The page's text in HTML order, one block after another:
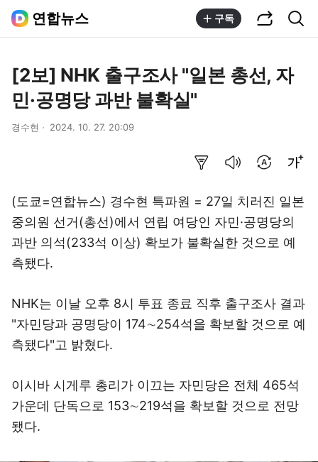
연합뉴스 구독
[2보] NHK 출구조사 "일본 총선, 자
민·공명당 과반 불확실"
경수현 2024. 10. 27. 20:09
(도쿄=연합뉴스) 경수현 특파원 = 27일 치러진 일본
중의원 선거(총선)에서 연립 여당인 자민·공명당의
과반 의석(233석 이상) 확보가 불확실한 것으로 예
측됐다.
NHK는 이날 오후 8시 투표 종료 직후 출구조사 결과
"자민당과 공명당이 174∼254석을 확보할 것으로 예
측됐다"고 밝혔다.
이시바 시게루 총리가 이끄는 자민당은 전체 465석
가운데 단독으로 153∼219석을 확보할 것으로 전망
됐다.